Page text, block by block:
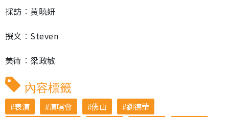
採訪︰黃曉妍
撰文︰Steven
美術︰梁政敏
內容標籤
表演 演唱會 佛山
劉德華